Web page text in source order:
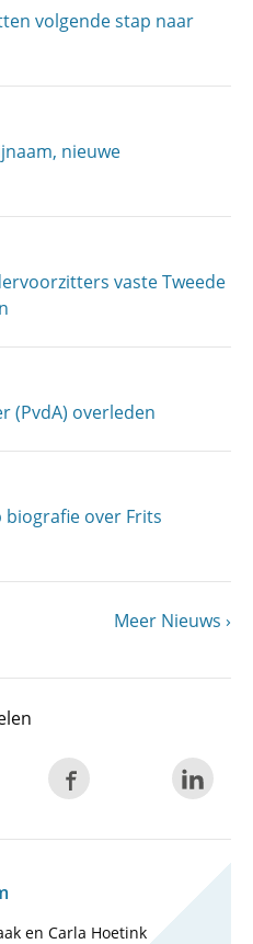
volgende stap naar
nieuwe
vaste Tweede
(PvdA) overleden
over Frits
Volgende
Meer Nieuws
en Carla Hoetink